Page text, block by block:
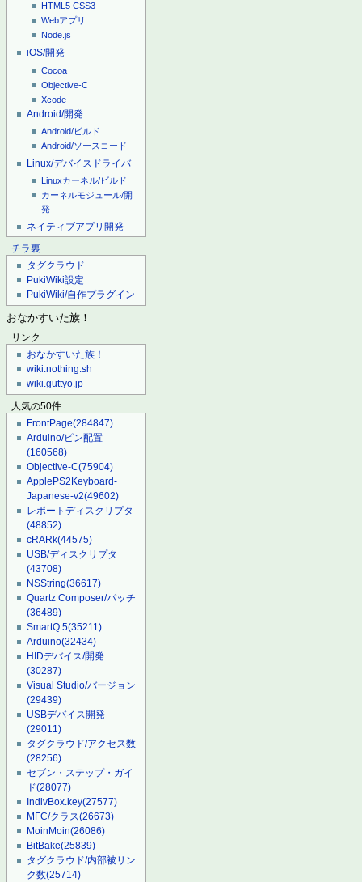
HTML5 CSS3
Webアプリ
Node.js
iOS/開発
Cocoa
Objective-C
Xcode
Android/開発
Android/ビルド
Android/ソースコード
Linux/デバイスドライバ
Linuxカーネル/ビルド
カーネルモジュール/開
発
ネイティブアプリ開発
チラ裏
タグクラウド
PukiWiki設定
PukiWiki/自作プラグイン
おなかすいた族！
リンク
おなかすいた族！
wiki.nothing.sh
wiki.guttyo.jp
人気の50件
FrontPage(284847)
Arduino/ピン配置
(160568)
Objective-C(75904)
ApplePS2Keyboard-
Japanese-v2(49602)
レポートディスクリプタ
(48852)
cRARk(44575)
USB/ディスクリプタ
(43708)
NSString(36617)
Quartz Composer/パッチ
(36489)
SmartQ 5(35211)
Arduino(32434)
HIDデバイス/開発
(30287)
Visual Studio/バージョン
(29439)
USBデバイス開発
(29011)
タグクラウド/アクセス数
(28256)
セブン・ステップ・ガイ
ド(28077)
IndivBox.key(27577)
MFC/クラス(26673)
MoinMoin(26086)
BitBake(25839)
タグクラウド/内部被リン
ク数(25714)